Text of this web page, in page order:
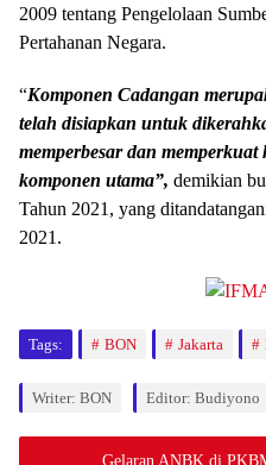
2009 tentang Pengelolaan
Pertahanan Negara.
“Komponen Cadangan
telah disiapkan untuk
memperbesar dan
komponen utama”, demikian
Tahun 2021, yang
2021.
Tags: BON Jakarta
Writer: BON Editor: Budiyono
Gelaran ANBK di